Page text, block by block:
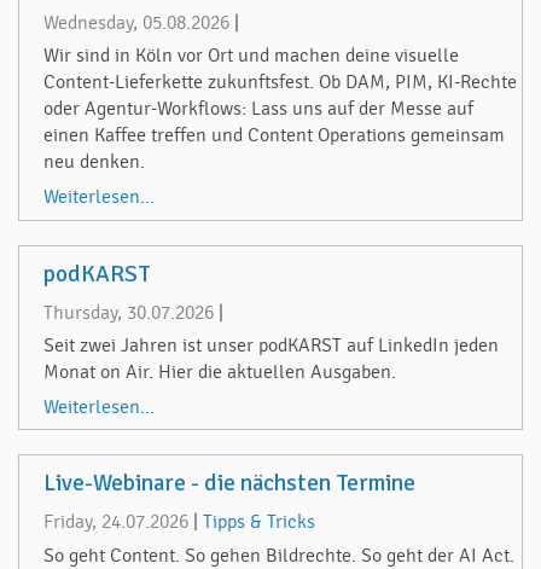
Wednesday, 05.08.2026
Wir sind in Köln vor Ort und machen deine visuelle
Content-Lieferkette zukunftsfest. Ob DAM, PIM, KI-Rechte
oder Agentur-Workflows: Lass uns auf der Messe auf
einen Kaffee treffen und Content Operations gemeinsam
neu denken.
Weiterlesen...
podKARST
Thursday, 30.07.2026
Seit zwei Jahren ist unser podKARST auf LinkedIn jeden
Monat on Air. Hier die aktuellen Ausgaben.
Weiterlesen...
Live-Webinare - die nächsten Termine
Friday, 24.07.2026
Tipps & Tricks
So geht Content. So gehen Bildrechte. So geht der AI Act.